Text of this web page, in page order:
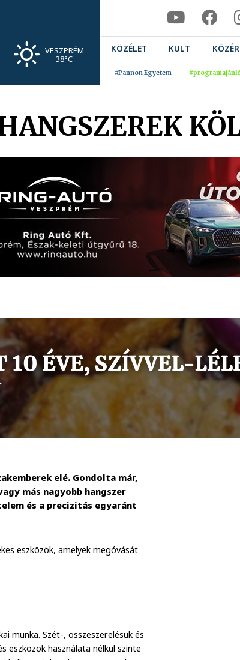
VESZPRÉM
38°C
KÖZÉLET KULT
#Pannon Egyetem
elé. Gondolta már,
más nagyobb hangszer
és a precizitás egyaránt
eszközök, amelyek megóvását
munka. Szét-, összeszerelésük és
eszközök használata nélkül szinte